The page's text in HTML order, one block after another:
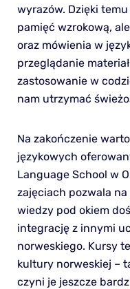
wyrazów. Dzięki
pamięć wzrokową,
oraz mówienia w
przeglądanie
zastosowanie w
nam utrzymać
Na zakończenie
językowych
Language School w
zajęciach pozwala
wiedzy pod okiem
integrację z innymi
norweskiego. Kursy
kultury norweskiej –
czyni je jeszcze